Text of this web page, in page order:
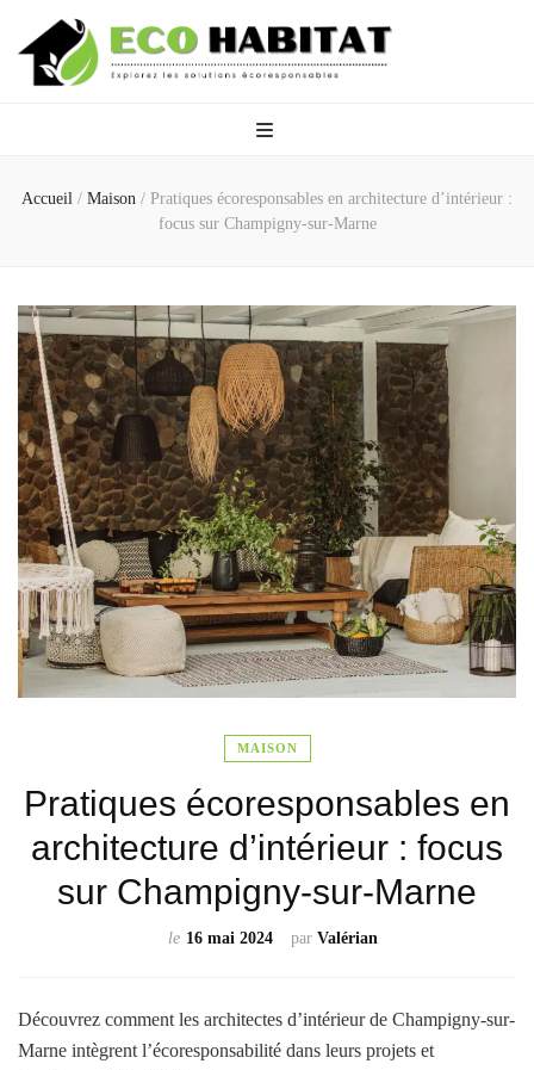
Eco Habitat
Accueil / Maison / Pratiques écoresponsables en architecture d’intérieur :
focus sur Champigny-sur-Marne
MAISON
Pratiques écoresponsables en
architecture d’intérieur : focus
sur Champigny-sur-Marne
par Valérian
le 16 mai 2024
Découvrez comment les architectes d’intérieur de Champigny-sur-
Marne intègrent l’écoresponsabilité dans leurs projets et